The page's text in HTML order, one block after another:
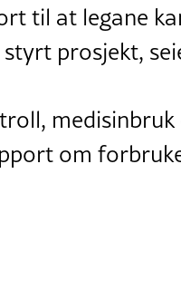
til at legane
prosjekt,
om